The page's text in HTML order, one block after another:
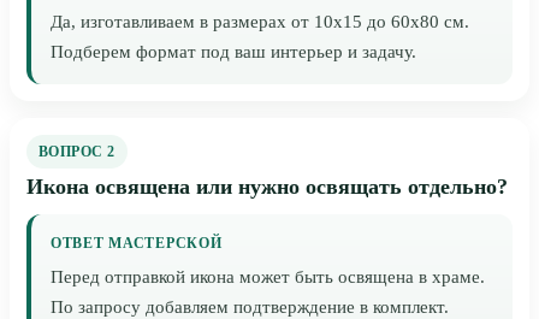
Да, изготавливаем в размерах от 10x15 до 60x80 см.
Подберем формат под ваш интерьер и задачу.
ВОПРОС 2
Икона освящена или нужно освящать отдельно?
ОТВЕТ МАСТЕРСКОЙ
Перед отправкой икона может быть освящена в храме.
По запросу добавляем подтверждение в комплект.